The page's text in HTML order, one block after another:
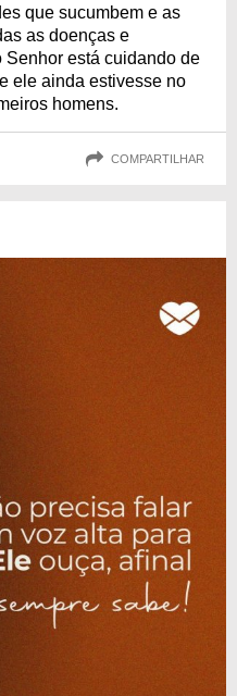
que sucumbem e as
as doenças e
Senhor está cuidando de
ele ainda estivesse no
homens.
COMPARTILHAR